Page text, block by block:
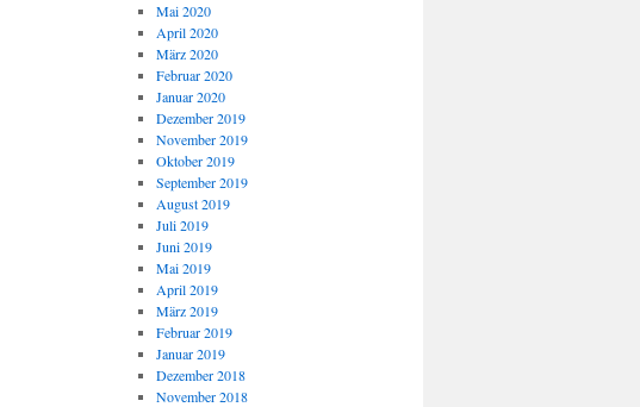
Mai 2020
April 2020
März 2020
Februar 2020
Januar 2020
Dezember 2019
November 2019
Oktober 2019
September 2019
August 2019
Juli 2019
Juni 2019
Mai 2019
April 2019
März 2019
Februar 2019
Januar 2019
Dezember 2018
November 2018